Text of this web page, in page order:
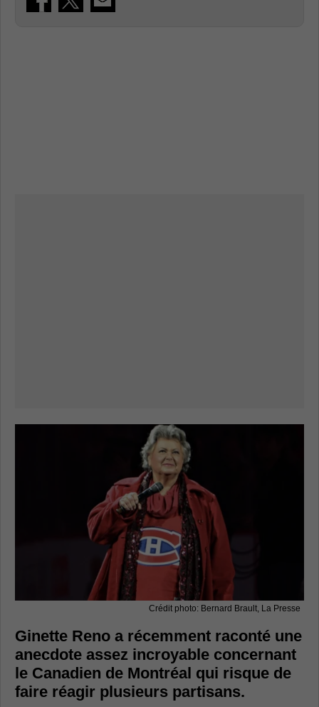
Crédit photo: Bernard Brault, La Presse
Ginette Reno a récemment raconté une
anecdote assez incroyable concernant
le Canadien de Montréal qui risque de
faire réagir plusieurs partisans.